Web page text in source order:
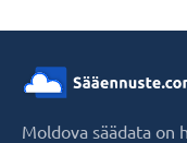
Moldova säädata